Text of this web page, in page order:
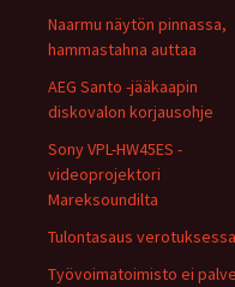
Naarmu näytön pinnassa,
hammastahna auttaa
AEG Santo -jääkaapin
diskovalon korjausohje
Sony VPL-HW45ES -
videoprojektori
Mareksoundilta
Tulontasaus verotuksessa
Työvoimatoimisto ei